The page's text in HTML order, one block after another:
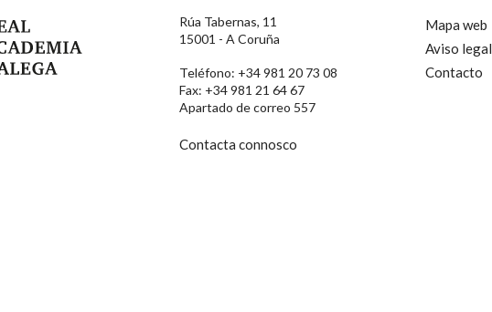
Rúa Tabernas, 11
15001 - A Coruña
Teléfono: +34 981 20 73 08
Fax: +34 981 21 64 67
Apartado de correo 557
Contacta connosco
Mapa web
Aviso legal
Contacto